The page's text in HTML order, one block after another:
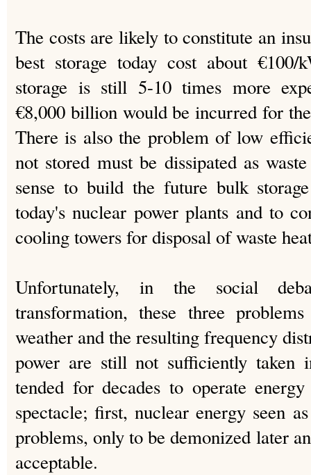
The costs are likely to constitute an
best storage today cost about
storage is still 5-10 times more
€8,000 billion would be incurred for
There is also the problem of low
not stored must be dissipated as
sense to build the future bulk
today's nuclear power plants and to
cooling towers for disposal of waste
Unfortunately, in the social
transformation, these three
weather and the resulting frequency
power are still not sufficiently
tended for decades to operate
spectacle; first, nuclear energy seen
problems, only to be demonized later
acceptable.